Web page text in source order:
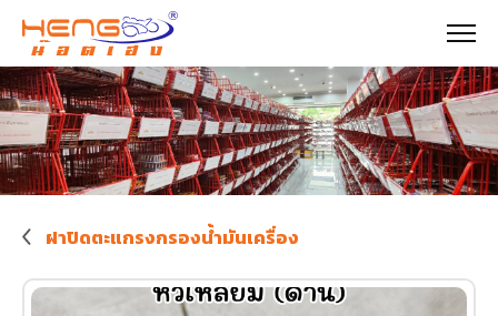
ฝาปิดตะแกรงกรองน้ำมันเครื่อง